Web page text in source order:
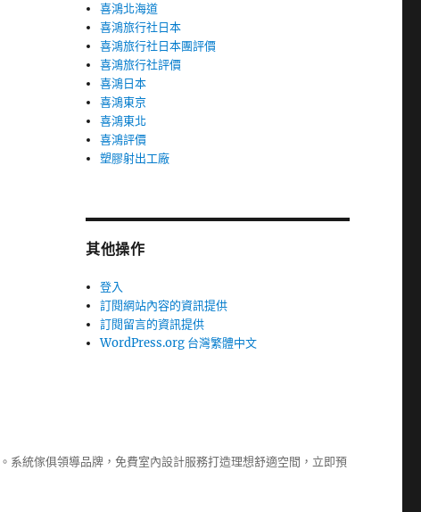
喜鴻北海道
喜鴻旅行社日本
喜鴻旅行社日本團評價
喜鴻旅行社評價
喜鴻日本
喜鴻東京
喜鴻東北
喜鴻評價
塑膠射出工廠
其他操作
登入
訂閱網站內容的資訊提供
訂閱留言的資訊提供
WordPress.org 台灣繁體中文
系統傢俱領導品牌，免費室內設計服務打造理想舒適空間，立即預